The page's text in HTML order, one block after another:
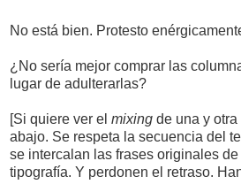
No está bien. Protesto
¿No sería mejor comprar las
lugar de adulterarlas?
[Si quiere ver el mixing de una y
abajo. Se respeta la secuencia del
se intercalan las frases originales
tipografía. Y perdonen el retraso.